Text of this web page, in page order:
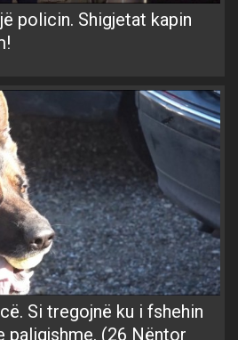
policin. Shigjetat kapin
Si tregojnë ku i fshehin
paligjshme. (26 Nëntor